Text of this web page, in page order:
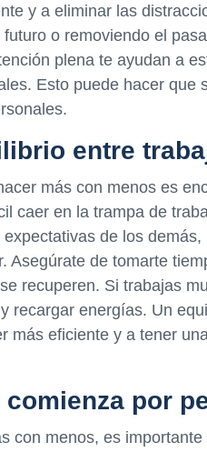
y a eliminar las
o removiendo el
plena te ayudan a
Esto puede hacer que
entre
más con menos es
caer en la trampa de
de los
Asegúrate de tomarte
recuperen. Si trabajas
recargar energías. Un
más eficiente y a tener
por
con menos, es